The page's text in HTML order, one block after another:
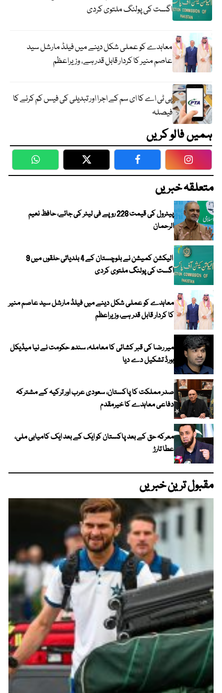
اگست کی پولنگ ملتوی کردی
معاہدے کو عملی شکل دینے میں فیلڈ مارشل سید
عاصم منیر کا کردار قابل قدر ہے، وزیراعظم
پی ٹی اے کا ای سم کے اجرا اور تبدیلی کی فیس کم کرنے کا
فیصلہ
ہمیں فالو کریں
WhatsApp Twitter Facebook
متعلقہ خبریں
پیٹرول کی قیمت 228 روپے فی لیٹر کی جائے، حافظ نعیم
الرحمان
الیکشن کمیشن نے بلوچستان کے 4 بلدیاتی حلقوں میں 9
اگست کی پولنگ ملتوی کردی
معاہدے کو عملی شکل دینے میں فیلڈ مارشل سید عاصم منیر
کا کردار قابل قدر ہے، وزیراعظم
میر رضا کی قبر کشائی کا معاملہ، سندھ حکومت نے نیا میڈیکل
بورڈ تشکیل دے دیا
صدر مملکت کا پاکستان، سعودی عرب اور ترکیہ کے مشترکہ
دفاعی معاہدے کا خیرمقدم
معرکہ حق کے بعد پاکستان کو ایک کے بعد ایک کامیابی ملی،
عطا تارڑ
مقبول ترین خبریں